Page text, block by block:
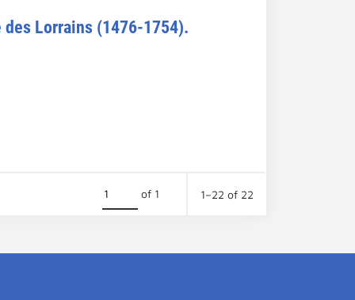
Lorrains (1476-1754).
of 1 1–22 of 22